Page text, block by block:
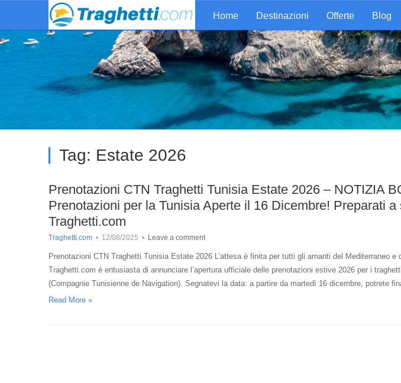
Home Destinazioni Offerte Blog
Tag: Estate 2026
Prenotazioni CTN Traghetti Tunisia Estate 2026 – NOTIZIA
Prenotazioni per la Tunisia Aperte il 16 Dicembre! Preparati a
Traghetti.com
Traghetti.com • 12/08/2025 • Leave a comment
Prenotazioni CTN Traghetti Tunisia Estate 2026 L’attesa è finita per tutti gli amanti del Mediterraneo e
Traghetti.com è entusiasta di annunciare l’apertura ufficiale delle prenotazioni estive 2026 per i
(Compagnie Tunisienne de Navigation). Segnatevi la data: a partire da martedì 16 dicembre, potrete
Read More »